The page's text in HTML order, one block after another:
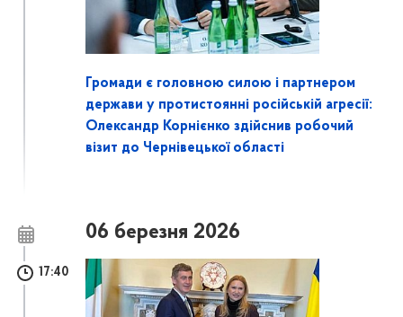
Громади є головною силою і партнером
держави у протистоянні російській агресії:
Олександр Корнієнко здійснив робочий
візит до Чернівецької області
06 березня 2026
17:40